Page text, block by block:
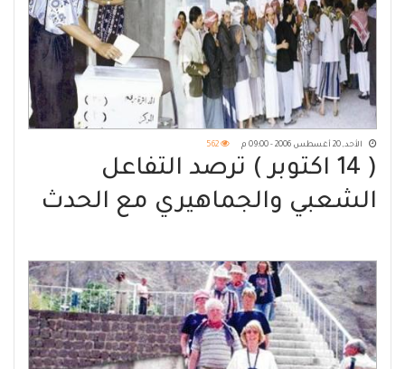
الأحد, 20 أغسطس 2006 - 09:00 م 562
( 14 اكتوبر ) ترصد التفاعل
الشعبي والجماهيري مع الحدث
والمحلية القادمة في الحديدة